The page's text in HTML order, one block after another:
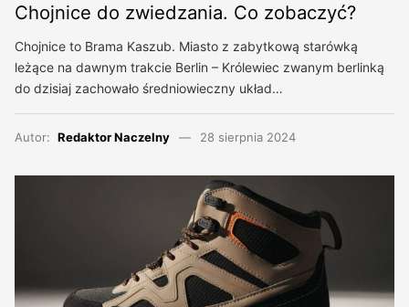
Chojnice do zwiedzania. Co zobaczyć?
Chojnice to Brama Kaszub. Miasto z zabytkową starówką
leżące na dawnym trakcie Berlin – Królewiec zwanym berlinką
do dzisiaj zachowało średniowieczny układ…
Autor: Redaktor Naczelny 28 sierpnia 2024